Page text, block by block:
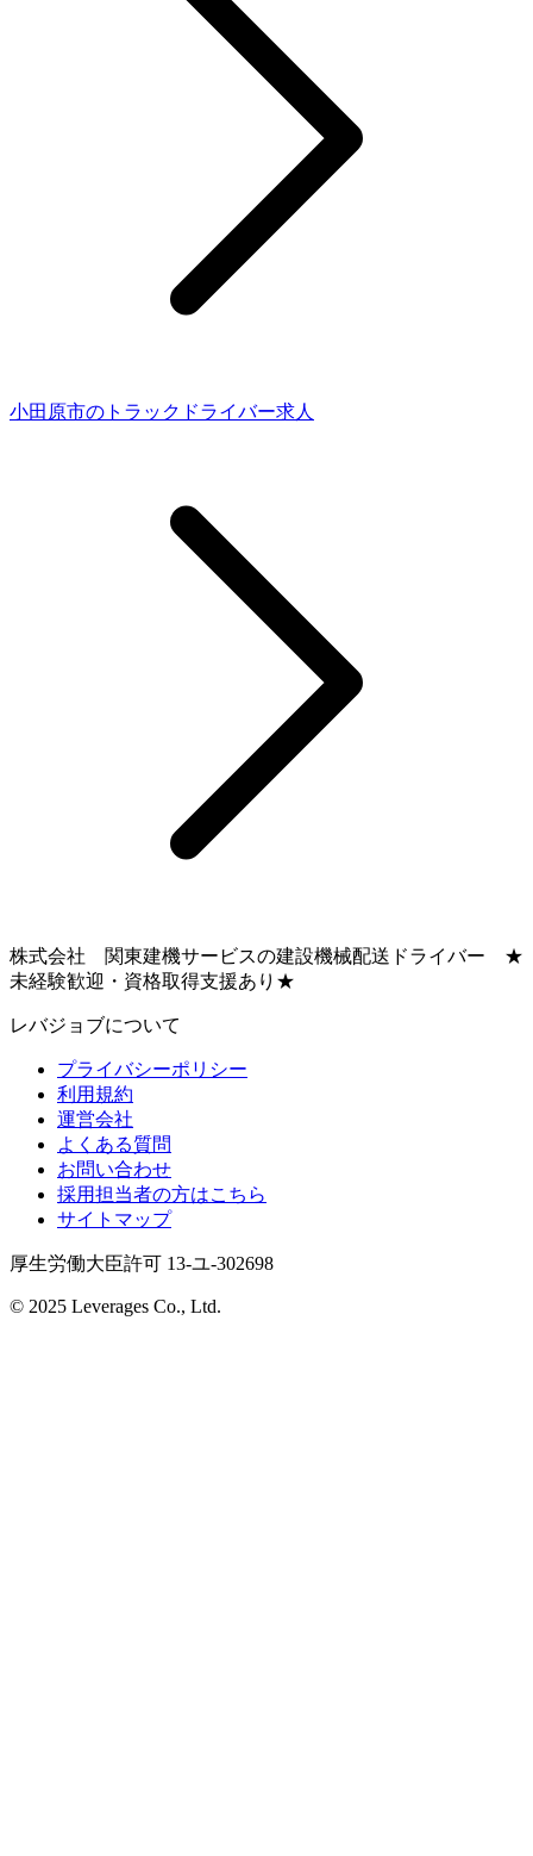
小田原市のトラックドライバー求人
株式会社 関東建機サービスの建設機械配送ドライバー ★
未経験歓迎・資格取得支援あり★
レバジョブについて
プライバシーポリシー
利用規約
運営会社
よくある質問
お問い合わせ
採用担当者の方はこちら
サイトマップ
厚生労働大臣許可 13-ユ-302698
© 2025 Leverages Co., Ltd.